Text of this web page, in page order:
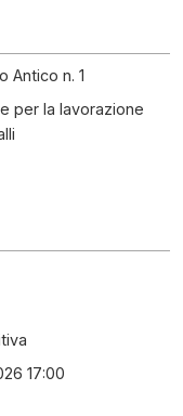
Antico n. 1
per la lavorazione
17:00